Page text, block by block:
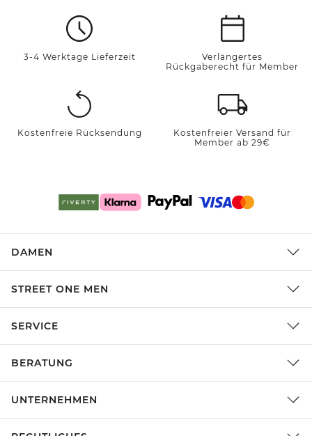
3-4 Werktage Lieferzeit
Verlängertes
Rückgaberecht für Member
Kostenfreie Rücksendung
Kostenfreier Versand für
Member ab 29€
DAMEN
STREET ONE MEN
SERVICE
BERATUNG
UNTERNEHMEN